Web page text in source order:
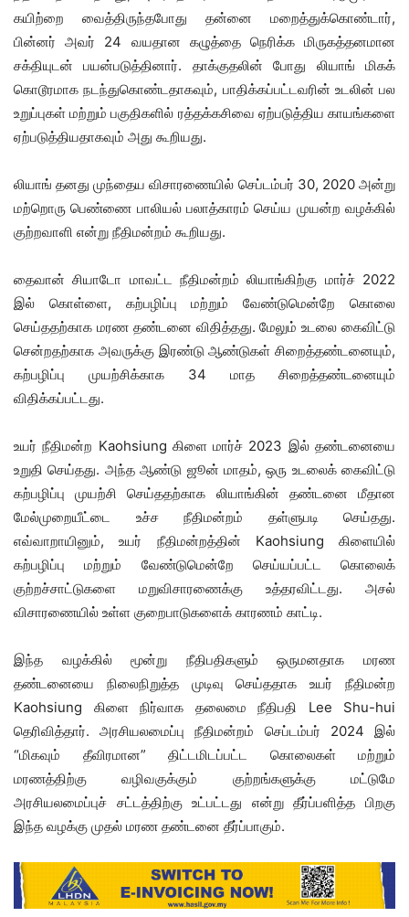
கயிற்றை வைத்திருந்தபோது தன்னை மறைத்துக்கொண்டார்,
பின்னர் அவர் 24 வயதான கழுத்தை நெரிக்க மிருகத்தனமான
சக்தியுடன் பயன்படுத்தினார். தாக்குதலின் போது லியாங் மிகக்
கொடூரமாக நடந்துகொண்டதாகவும், பாதிக்கப்பட்டவரின் உடலின் பல
உறுப்புகள் மற்றும் பகுதிகளில் ரத்தக்கசிவை ஏற்படுத்திய காயங்களை
ஏற்படுத்தியதாகவும் அது கூறியது.
லியாங் தனது முந்தைய விசாரணையில் செப்டம்பர் 30, 2020 அன்று
மற்றொரு பெண்ணை பாலியல் பலாத்காரம் செய்ய முயன்ற வழக்கில்
குற்றவாளி என்று நீதிமன்றம் கூறியது.
தைவான் சியாடோ மாவட்ட நீதிமன்றம் லியாங்கிற்கு மார்ச் 2022
இல் கொள்ளை, கற்பழிப்பு மற்றும் வேண்டுமென்றே கொலை
செய்ததற்காக மரண தண்டனை விதித்தது. மேலும் உடலை கைவிட்டு
சென்றதற்காக அவருக்கு இரண்டு ஆண்டுகள் சிறைத்தண்டனையும்,
கற்பழிப்பு முயற்சிக்காக 34 மாத சிறைத்தண்டனையும்
விதிக்கப்பட்டது.
உயர் நீதிமன்ற Kaohsiung கிளை மார்ச் 2023 இல் தண்டனையை
உறுதி செய்தது. அந்த ஆண்டு ஜூன் மாதம், ஒரு உடலைக் கைவிட்டு
கற்பழிப்பு முயற்சி செய்ததற்காக லியாங்கின் தண்டனை மீதான
மேல்முறையீட்டை உச்ச நீதிமன்றம் தள்ளுபடி செய்தது.
எவ்வாறாயினும், உயர் நீதிமன்றத்தின் Kaohsiung கிளையில்
கற்பழிப்பு மற்றும் வேண்டுமென்றே செய்யப்பட்ட கொலைக்
குற்றச்சாட்டுகளை மறுவிசாரணைக்கு உத்தரவிட்டது. அசல்
விசாரணையில் உள்ள குறைபாடுகளைக் காரணம் காட்டி.
இந்த வழக்கில் மூன்று நீதிபதிகளும் ஒருமனதாக மரண
தண்டனையை நிலைநிறுத்த முடிவு செய்ததாக உயர் நீதிமன்ற
Kaohsiung கிளை நிர்வாக தலைமை நீதிபதி Lee Shu-hui
தெரிவித்தார். அரசியலமைப்பு நீதிமன்றம் செப்டம்பர் 2024 இல்
“மிகவும் தீவிரமான” திட்டமிடப்பட்ட கொலைகள் மற்றும்
மரணத்திற்கு வழிவகுக்கும் குற்றங்களுக்கு மட்டுமே
அரசியலமைப்புச் சட்டத்திற்கு உட்பட்டது என்று தீர்ப்பளித்த பிறகு
இந்த வழக்கு முதல் மரண தண்டனை தீர்ப்பாகும்.